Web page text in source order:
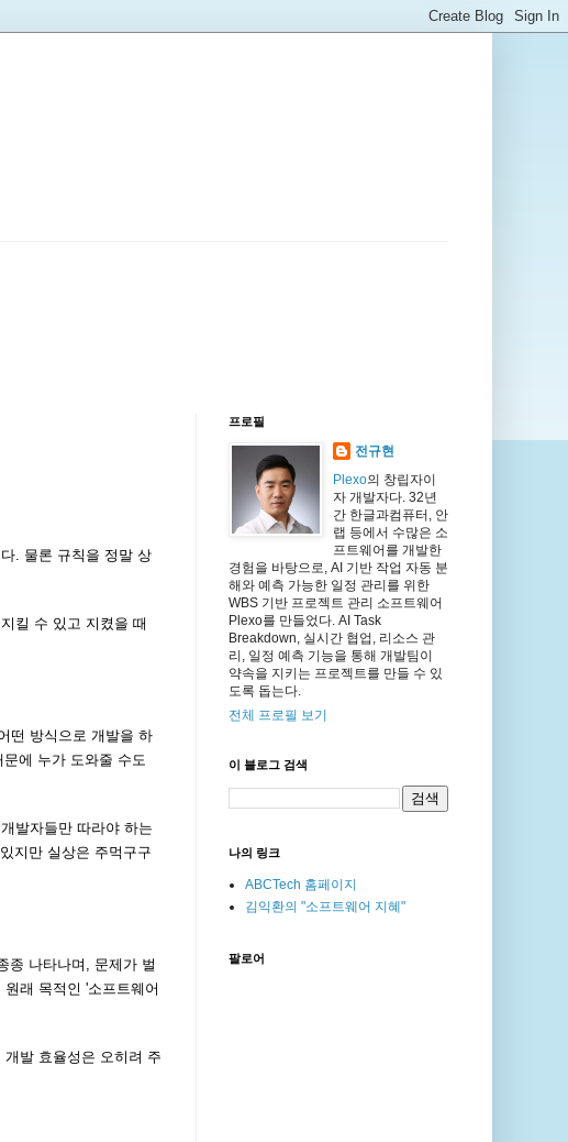
. 물론 규칙을 정말 상
킬 수 있고 지켰을 때
떤 방식으로 개발을 하
에 누가 도와줄 수도
발자들만 따라야 하는
지만 실상은 주먹구구
종 나타나며, 문제가 벌
래 목적인 '소프트웨어
발 효율성은 오히려 주
프로필
전규현
Plexo의 창립자이
자 개발자다. 32년
간 한글과컴퓨터, 안
랩 등에서 수많은 소
프트웨어를 개발한
경험을 바탕으로, AI 기반 작업 자동 분
해와 예측 가능한 일정 관리를 위한
WBS 기반 프로젝트 관리 소프트웨어
Plexo를 만들었다. AI Task
Breakdown, 실시간 협업, 리소스 관
리, 일정 예측 기능을 통해 개발팀이
약속을 지키는 프로젝트를 만들 수 있
도록 돕는다.
전체 프로필 보기
이 블로그 검색
나의 링크
ABCTech 홈페이지
김익환의 "소프트웨어 지혜"
팔로어